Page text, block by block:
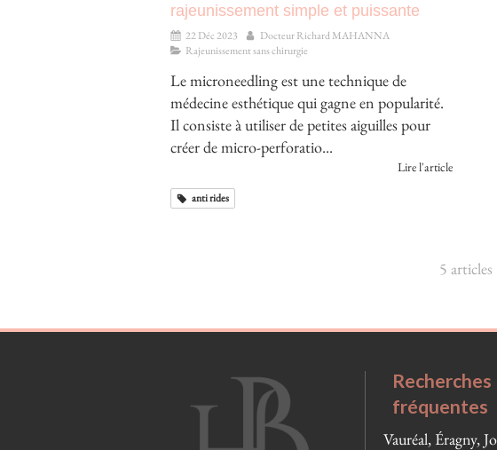
rajeunissement simple et puissante
22 Déc 2023
Docteur Richard MAHANNA
Rajeunissement sans chirurgie
Le microneedling est une technique de
médecine esthétique qui gagne en popularité.
Il consiste à utiliser de petites aiguilles pour
créer de micro-perforatio...
Lire l'article
anti rides
5 articles
Recherches
fréquentes
Vauréal, Éragny,